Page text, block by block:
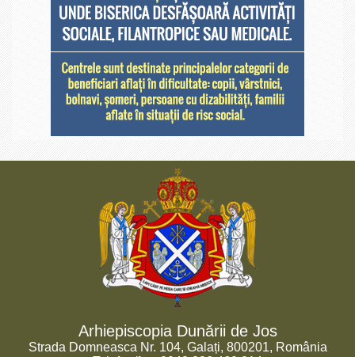
Arhiepiscopia Dunării de Jos
Strada Domneasca Nr. 104, Galați, 800201, România